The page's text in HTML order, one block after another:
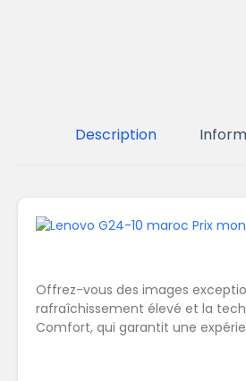
Description
Offrez-vous des images
rafraîchissement élevé et la
Comfort, qui garantit une